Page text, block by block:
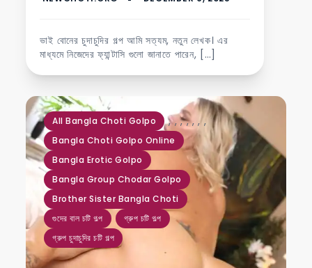
ভাই বোনের চুদাচুদির গল্প আমি সত্যম, নতুন লেখক। এর
মাধ্যমে নিজেদের ফ্যান্টাসি গুলো জানাতে পারেন, […]
All Bangla Choti Golpo ,
Bangla Choti Golpo Online
,
Bangla Erotic Golpo
,
Bangla Group Chodar Golpo
,
Brother Sister Bangla Choti
,
গুদের বাল চটি গল্প
,
গ্রুপ চটি গল্প
,
গ্রুপ চুদাচুদির চটি গল্প